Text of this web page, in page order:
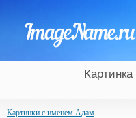
Картинки с именем Адам